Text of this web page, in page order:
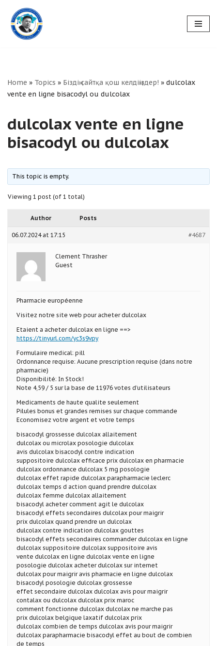
Skip
to
Home » Topics » Біздің сайтқа қош келдіңіздер! » dulcolax
vente en ligne bisacodyl ou dulcolax
dulcolax vente en ligne
bisacodyl ou dulcolax
This topic is empty.
Viewing 1 post (of 1 total)
Author Posts
06.07.2024 at 17:15 #4687
Clement Thrasher
Guest
Pharmacie européenne
Visitez notre site web pour acheter dulcolax
Etaient a acheter dulcolax en ligne ==>
https://tinyurl.com/yc3s9vpy
Formulaire medical: pill
Ordonnance requise: Aucune prescription requise (dans notre
pharmacie)
Disponibilité: In Stock!
Note 4,59 / 5 sur la base de 11976 votes d’utilisateurs
Medicaments de haute qualite seulement
Pilules bonus et grandes remises sur chaque commande
Economisez votre argent et votre temps
bisacodyl grossesse dulcolax allaitement
dulcolax ou microlax posologie dulcolax
avis dulcolax bisacodyl contre indication
suppositoire dulcolax efficace prix dulcolax en pharmacie
dulcolax ordonnance dulcolax 5 mg posologie
dulcolax effet rapide dulcolax parapharmacie leclerc
dulcolax temps d action quand prendre dulcolax
dulcolax femme dulcolax allaitement
bisacodyl acheter comment agit le dulcolax
bisacodyl effets secondaires dulcolax pour maigrir
prix dulcolax quand prendre un dulcolax
dulcolax contre indication dulcolax gouttes
bisacodyl effets secondaires commander dulcolax en ligne
dulcolax suppositoire dulcolax suppositoire avis
vente dulcolax en ligne dulcolax vente en ligne
posologie dulcolax acheter dulcolax sur internet
dulcolax pour maigrir avis pharmacie en ligne dulcolax
bisacodyl posologie dulcolax grossesse
effet secondaire dulcolax dulcolax avis pour maigrir
contalax ou dulcolax dulcolax prix maroc
comment fonctionne dulcolax dulcolax ne marche pas
prix dulcolax belgique laxatif dulcolax prix
dulcolax combien de temps dulcolax avis pour maigrir
dulcolax parapharmacie bisacodyl effet au bout de combien
de temps